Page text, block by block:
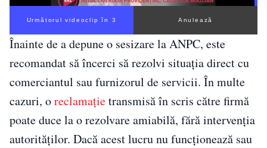
Următorul videoclip în 2 Anulează
Înainte de a depune o sesizare la ANPC, este
recomandat să încerci să rezolvi situația direct cu
comerciantul sau furnizorul de servicii. În multe
cazuri, oreclamațietransmisă în scris către firmă
poate duce la o rezolvare amiabilă, fără intervenția
autorităților. Dacă acest lucru nu funcționează sau